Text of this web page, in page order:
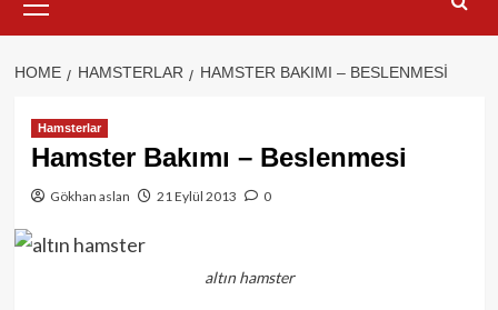
Menu
HOME HAMSTERLAR HAMSTER BAKIMI – BESLENMESI
Hamsterlar
Hamster Bakımı – Beslenmesi
Gökhan aslan 21 Eylül 2013 0
altın hamster